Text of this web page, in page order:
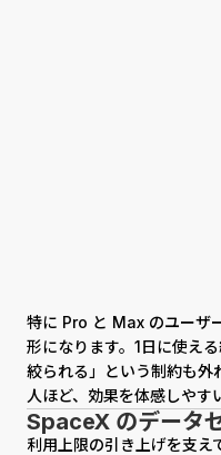
特に Pro と Max のユーザ
形になります。1日に使え
絞られる」という制約も外
人ほど、効果を体感しやす
SpaceX のデータ
利用上限の引き上げを支